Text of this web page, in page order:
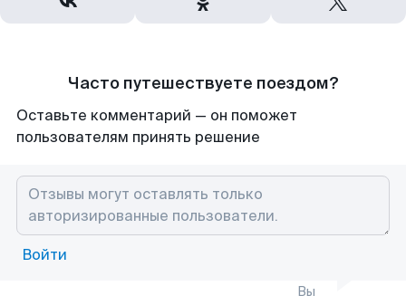
Часто путешествуете поездом?
Оставьте комментарий — он поможет
пользователям принять решение
Войти
Вы